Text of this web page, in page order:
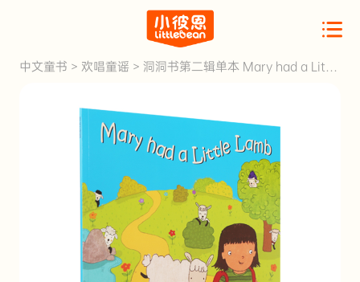
中文童书 > 欢唱童谣 > 洞洞书第二辑单本 Mary had a Little